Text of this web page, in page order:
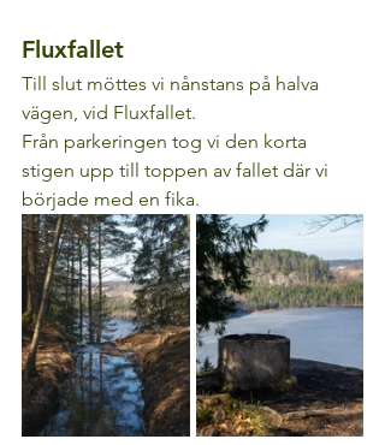
Fluxfallet
Till slut möttes vi nånstans på halva
vägen, vid Fluxfallet.
Från parkeringen tog vi den korta
stigen upp till toppen av fallet där vi
började med en fika.